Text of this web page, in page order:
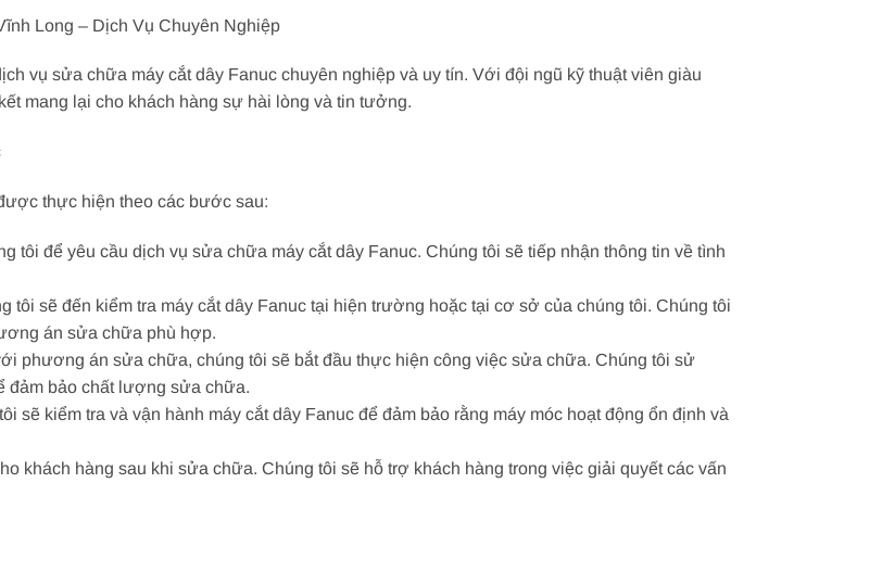
Long – Dịch Vụ Chuyên Nghiệp
vụ sửa chữa máy cắt dây Fanuc chuyên nghiệp và uy tín. Với đội ngũ kỹ thuật viên giàu
mang lại cho khách hàng sự hài lòng và tin tưởng.
thực hiện theo các bước sau:
tôi để yêu cầu dịch vụ sửa chữa máy cắt dây Fanuc. Chúng tôi sẽ tiếp nhận thông tin về tình
tôi sẽ đến kiểm tra máy cắt dây Fanuc tại hiện trường hoặc tại cơ sở của chúng tôi. Chúng tôi
án sửa chữa phù hợp.
phương án sửa chữa, chúng tôi sẽ bắt đầu thực hiện công việc sửa chữa. Chúng tôi sử
đảm bảo chất lượng sửa chữa.
sẽ kiểm tra và vận hành máy cắt dây Fanuc để đảm bảo rằng máy móc hoạt động ổn định và
khách hàng sau khi sửa chữa. Chúng tôi sẽ hỗ trợ khách hàng trong việc giải quyết các vấn